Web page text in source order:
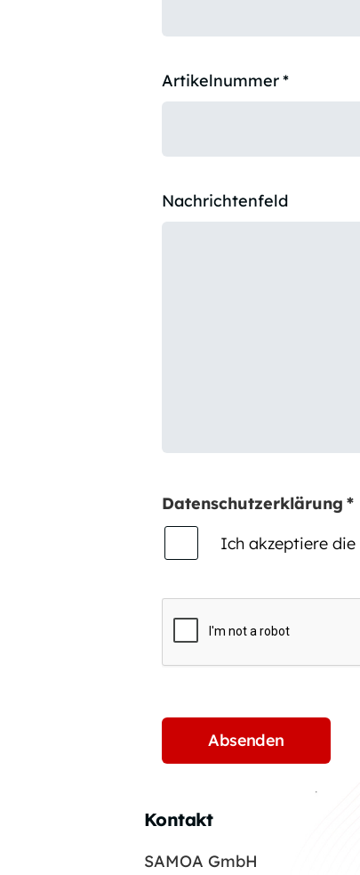
Artikelnummer*
Nachrichtenfeld
Datenschutzerklärung *
Ich akzeptiere die
Kontakt
SAMOA GmbH